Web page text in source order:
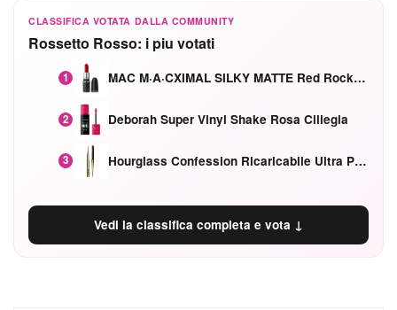
CLASSIFICA VOTATA DALLA COMMUNITY
Rossetto Rosso: i piu votati
1 MAC M·A·CXIMAL SILKY MATTE Red Rock mat
2 Deborah Super Vinyl Shake Rosa Ciliegia
3 Hourglass Confession Ricaricabile Ultra Preciso Ad Alta Intensità Secretly Classic Red
Vedi la classifica completa e vota ↓